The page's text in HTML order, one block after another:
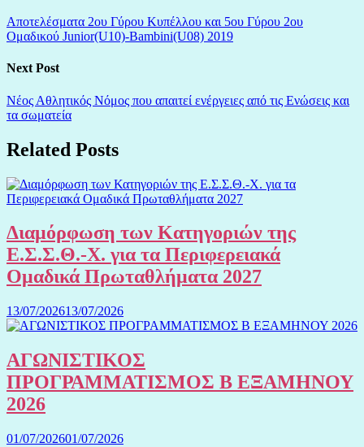
Αποτελέσματα 2ου Γύρου Κυπέλλου και 5ου Γύρου 2ου
Ομαδικού Junior(U10)-Bambini(U08) 2019
Next Post
Νέος Αθλητικός Νόμος που απαιτεί ενέργειες από τις Ενώσεις και
τα σωματεία
Related Posts
Διαμόρφωση των Κατηγοριών της
Ε.Σ.Σ.Θ.-Χ. για τα Περιφερειακά
Ομαδικά Πρωταθλήματα 2027
13/07/202613/07/2026
ΑΓΩΝΙΣΤΙΚΟΣ
ΠΡΟΓΡΑΜΜΑΤΙΣΜΟΣ Β ΕΞΑΜΗΝΟΥ
2026
01/07/202601/07/2026